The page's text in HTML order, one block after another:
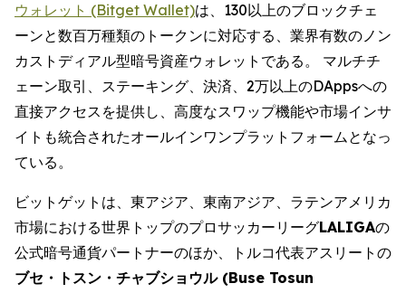
ウォレット (Bitget Wallet)は、130以上のブロックチェ
ーンと数百万種類のトークンに対応する、業界有数のノン
カストディアル型暗号資産ウォレットである。 マルチチ
ェーン取引、ステーキング、決済、2万以上のDAppsへの
直接アクセスを提供し、高度なスワップ機能や市場インサ
イトも統合されたオールインワンプラットフォームとなっ
ている。
ビットゲットは、東アジア、東南アジア、ラテンアメリカ
市場における世界トップのプロサッカーリーグLALIGAの
公式暗号通貨パートナーのほか、トルコ代表アスリートの
ブセ・トスン・チャブショウル (Buse Tosun